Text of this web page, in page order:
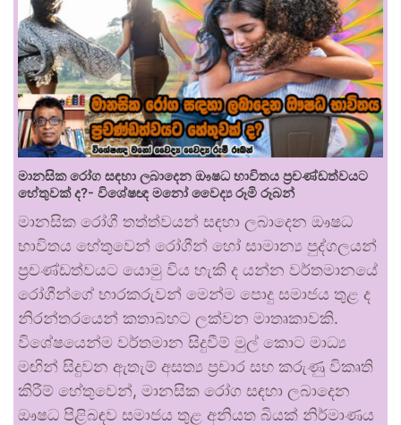
මානසික රෝග සඳහා ලබාදෙන ඖෂධ භාවිතය ප්‍රචණ්ඩත්වයට
හේතුවක් ද?- විශේෂඥ මනෝ වෛද්‍ය රූමි රූබන්
මානසික රෝගී තත්ත්වයන් සඳහා ලබාදෙන ඖෂධ
භාවිතය හේතුවෙන් රෝගීන් හෝ සාමාන්‍ය පුද්ගලයන්
ප්‍රචණ්ඩත්වයට යොමු විය හැකි ද යන්න වර්තමානයේ
රෝගීන්ගේ භාරකරුවන් මෙන්ම පොදු සමාජය තුළ ද
නිරන්තරයෙන් කතාබහට ලක්වන මාතෘකාවකි.
විශේෂයෙන්ම වර්තමාන සිදුවීම් මුල් කොට මාධ්‍ය
මඟින් සිදුවන ඇතැම් අසත්‍ය ප්‍රචාර සහ කරුණු විකෘති
කිරීම් හේතුවෙන්, මානසික රෝග සඳහා ලබාදෙන
ඖෂධ පිළිබඳව සමාජය තුළ අනියත බියක් නිර්මාණය